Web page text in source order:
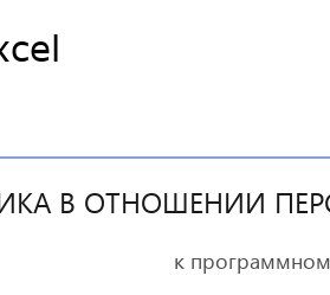
В ОТНОШЕНИИ
к